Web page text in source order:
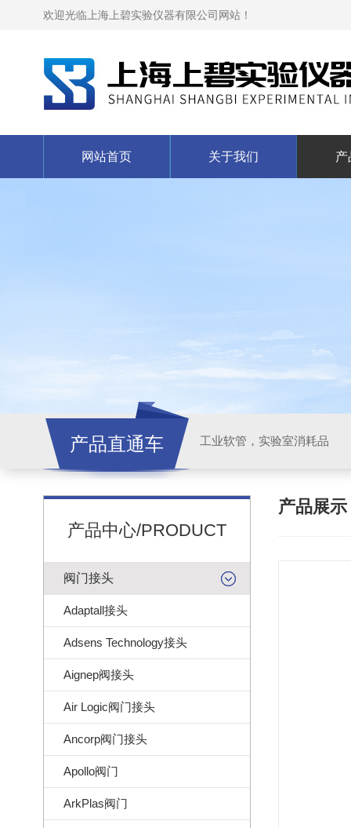
欢迎光临上海上碧实验仪器有限公司网站！
网站首页 关于我们 产
产品直通车 工业软管，实验室消耗品
产品中心/PRODUCT
阀门接头
Adaptall接头
Adsens Technology接头
Aignep阀接头
Air Logic阀门接头
Ancorp阀门接头
Apollo阀门
ArkPlas阀门
产品展示